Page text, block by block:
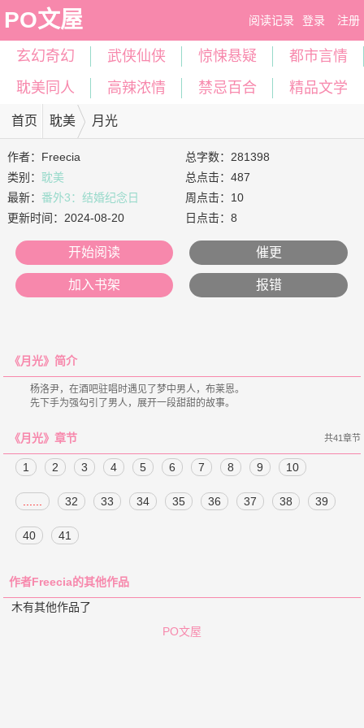
PO文屋 阅读记录 登录 注册
玄幻奇幻 武侠仙侠 惊悚悬疑
都市言情
耽美同人
高辣浓情 禁忌百合 精品文学
首页 耽美 月光
作者： Freecia
类别：耽美
最新： 番外3：结婚纪念日
更新时间： 2024-08-20
总字数：281398
总点击：487
周点击：10
日点击：8
开始阅读 催更
加入书架 报错
《月光》简介
    杨洛尹，在酒吧驻唱时遇见了梦中男人，布莱恩。
《月光》章节 共41章节
1 2 3 4 5 6 7 8 9 10
32 33 34 35 36 37 38 39
40 41
作者Freecia的其他作品
木有其他作品了
PO文屋